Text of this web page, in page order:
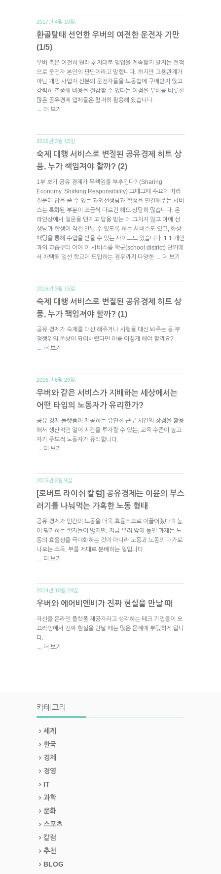
2017년 4월 10일.
환골탈태 선언한 우버의 여전한 운전자 기만
(1/5)
우버 측은 여전히 원래 취지대로 영업을 계속할지 말지는 전적
으로 운전자 본인의 판단이라고 말합니다. 하지만 고용관계가
아닌 개인 사업자 신분의 운전자들을 노동법에 구애받지 않고
강력히 조종해 비용을 절감할 수 있다는 이점을 우버를 비롯한
많은 공유경제 업체들은 철저히 활용해 왔습니다.
→ 더 보기
2016년 3월 15일.
숙제 대행 서비스로 변질된 공유경제 히트 상
품, 누가 책임져야 할까? (2)
1부 보기 공유 경제가 무책임을 부추긴다? (Sharing
Economy, Shirking Responsibility) 그때그때 수요에 따라
질문에 답을 줄 수 있는 과외선생님과 학생을 연결해주는 서비
스는 특화된 부분이 조금씩 다르긴 해도 상당히 많습니다. 온
라인상에서 질문을 던지고 답을 받는 데 그치지 않고 아예 선
생님과 학생이 직접 만날 수 있도록 하는 서비스도 있고, 화상
채팅을 통해 수업을 받을 수 있는 사이트도 있습니다. 1:1 개인
과외 교습부터 아예 이 서비스를 학군(school district) 단위에
서 채택해 일선 학교에 도입하는 경우까지 다양한 → 더 보기
2016년 3월 15일.
숙제 대행 서비스로 변질된 공유경제 히트 상
품, 누가 책임져야 할까? (1)
공유 경제가 숙제를 대신 해주거나 시험을 대신 봐주는 등 부
정행위의 온상이 되어버렸다면 이를 어떻게 해야 할까요?
→ 더 보기
2015년 6월 29일.
우버와 같은 서비스가 지배하는 세상에서는
어떤 타입의 노동자가 유리한가?
공유 경제 플랫폼이 제공하는 유연한 근무 시간의 장점을 활용
해서 생산적인 일에 시간을 투자할 수 있는, 교육 수준이 높고
자기 주도적 노동자가 유리합니다.
→ 더 보기
2015년 2월 9일.
[로버트 라이쉬 칼럼] 공유경제는 이윤의 부스
러기를 나눠먹는 가혹한 노동 형태
공유 경제가 인간의 노동을 더욱 효율적으로 이끌어줬다며 높
이 평가하는 학자들이 많지만, 지금 우리 앞에 놓인 과제는 노
동의 효율성을 극대화하는 것이 아니라 노동과 노동의 대가로
나오는 소득, 부를 제대로 분배하는 일입니다.
→ 더 보기
2014년 10월 24일.
우버와 에어비엔비가 진짜 현실을 만날 때
자신을 온라인 플랫폼 제공자라고 생각하는 테크 기업들이 오
프라인에서 진짜 현실을 만날 때는 많은 문제에 부딪히게 됩니
다.
→ 더 보기
카테고리
세계
한국
경제
경영
IT
과학
문화
스포츠
칼럼
추천
BLOG